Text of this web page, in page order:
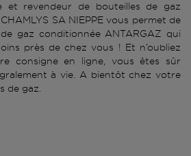
et revendeur de bouteilles de gaz
SA NIEPPE vous permet de
gaz conditionnée ANTARGAZ qui
près de chez vous ! Et n’oubliez
consigne en ligne, vous êtes sûr
à vie. A bientôt chez votre
de gaz.